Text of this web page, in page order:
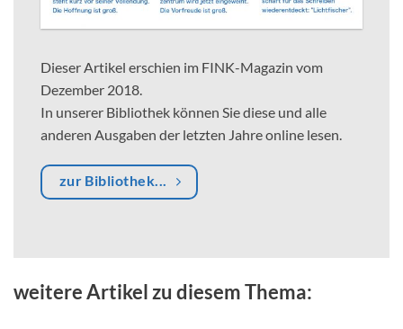
Dieser Artikel erschien im FINK-Magazin vom
Dezember 2018.
In unserer Bibliothek können Sie diese und alle
anderen Ausgaben der letzten Jahre online lesen.
zur Bibliothek...
weitere Artikel zu diesem Thema: